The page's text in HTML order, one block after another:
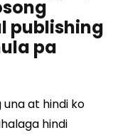
publishing
pa
at hindi ko
hindi